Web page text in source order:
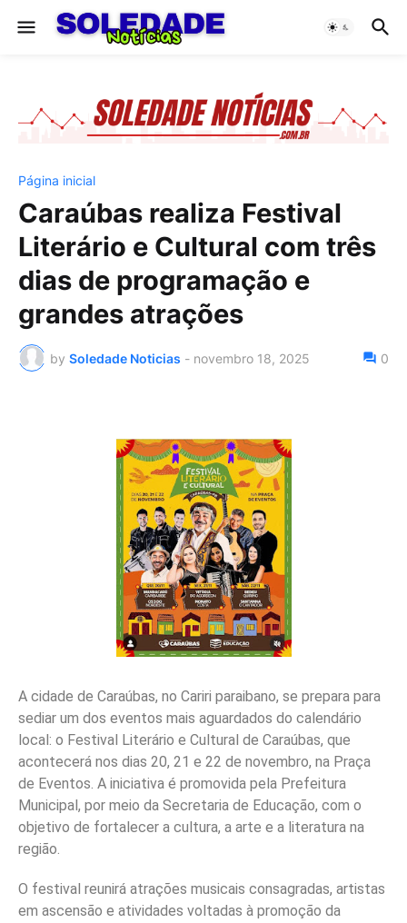
Página inicial
Caraúbas realiza Festival
Literário e Cultural com três
dias de programação e
grandes atrações
by Soledade Noticias - novembro 18, 2025 0
A cidade de Caraúbas, no Cariri paraibano, se prepara para
sediar um dos eventos mais aguardados do calendário
local: o Festival Literário e Cultural de Caraúbas, que
acontecerá nos dias 20, 21 e 22 de novembro, na Praça
de Eventos. A iniciativa é promovida pela Prefeitura
Municipal, por meio da Secretaria de Educação, com o
objetivo de fortalecer a cultura, a arte e a literatura na
região.
O festival reunirá atrações musicais consagradas, artistas
em ascensão e atividades voltadas à promoção da